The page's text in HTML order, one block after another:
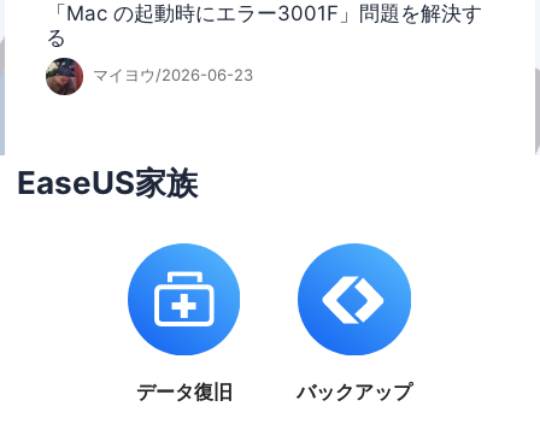
「Mac の起動時にエラー3001F」問題を解決す
る
マイヨウ/2026-06-23
EaseUS家族
データ復旧 バックアップ